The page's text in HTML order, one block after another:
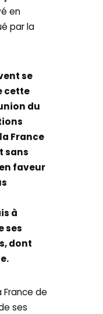
en
par la
se
cette
du
France
sans
faveur
à
ses
dont
France de
ses